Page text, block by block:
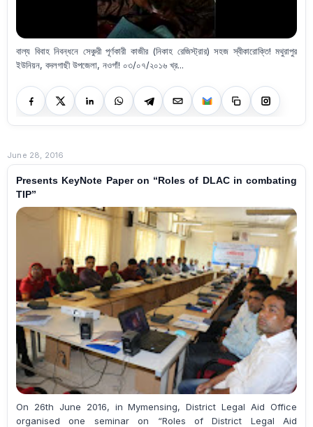
বাল্য বিবাহ নিবন্ধনে সেঞ্চুরী পূর্ণকারী কাজীর (নিকাহ রেজিস্ট্রার) সহজ স্বীকারোক্তি! মথুরাপুর
ইউনিয়ন, বদলগাছী উপজেলা, নওগাঁ! ০৩/০৭/২০১৬ খ্র...
June 28, 2016
Presents KeyNote Paper on “Roles of DLAC in combating
TIP”
On 26th June 2016, in Mymensing, District Legal Aid Office
organised one seminar on “Roles of District Legal Aid